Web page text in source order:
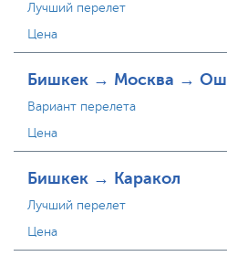
Лучший перелет
Цена
Бишкек → Москва → Ош
Вариант перелета
Цена
Бишкек → Каракол
Лучший перелет
Цена